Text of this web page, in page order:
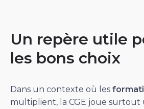
Un repère utile
les bons choix
Dans un contexte où les
multiplient, la CGE joue surtout